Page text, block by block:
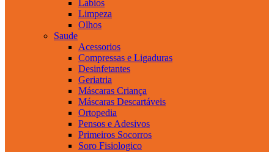
Labios
Limpeza
Olhos
Saude
Acessorios
Compressas e Ligaduras
Desinfetantes
Geriatria
Máscaras Criança
Máscaras Descartáveis
Ortopedia
Pensos e Adesivos
Primeiros Socorros
Soro Fisiologico